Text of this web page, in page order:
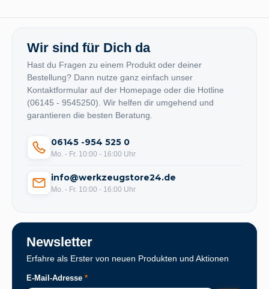
Wir sind für Dich da
Hast du Fragen zu einem Produkt oder deiner
Bestellung? Dann nutze ganz einfach unser
Kontaktformular auf der Homepage oder die Hotline
(06145 - 9545250). Wir helfen dir umgehend und
garantieren die besten Beratung.
06145 -954 525 0
Mo. - Fr. 10:00 - 16:00 Uhr
info@werkzeugstore24.de
Mo. - Fr. 10:00 - 16:00 Uhr
Newsletter
Erfahre als Erster von neuen Produkten und Aktionen
E-Mail-Adresse *